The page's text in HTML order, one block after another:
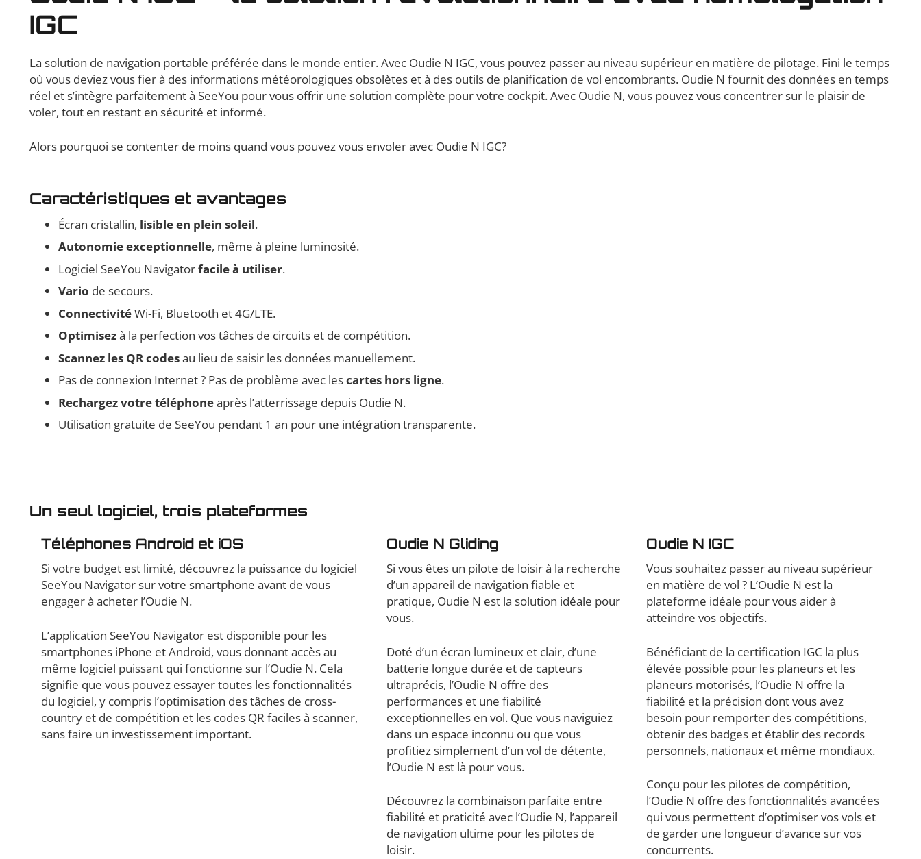
IGC
La solution de navigation portable préférée dans le monde entier. Avec Oudie N IGC, vous pouvez passer au niveau supérieur en matière de pilotage. Fini le temps
où vous deviez vous fier à des informations météorologiques obsolètes et à des outils de planification de vol encombrants. Oudie N fournit des données en temps
réel et s’intègre parfaitement à SeeYou pour vous offrir une solution complète pour votre cockpit. Avec Oudie N, vous pouvez vous concentrer sur le plaisir de
voler, tout en restant en sécurité et informé.
Alors pourquoi se contenter de moins quand vous pouvez vous envoler avec Oudie N IGC?
Caractéristiques et avantages
Écran cristallin, lisible en plein soleil.
Autonomie exceptionnelle, même à pleine luminosité.
Logiciel SeeYou Navigatorfacile à utiliser.
Vario de secours.
ConnectivitéWi-Fi, Bluetooth et 4G/LTE.
Optimisezà la perfection vos tâches de circuits et de compétition.
Scannez les QR codesau lieu de saisir les données manuellement.
Pas de connexion Internet ? Pas de problème avec lescartes hors ligne.
Rechargez votre téléphoneaprès l’atterrissage depuis Oudie N.
Utilisation gratuite de SeeYou pendant 1 an pour une intégration transparente.
Un seul logiciel, trois plateformes
Téléphones Android et iOS
Si votre budget est limité, découvrez la puissance du logiciel
SeeYou Navigator sur votre smartphone avant de vous
engager à acheter l’Oudie N.
L’application SeeYou Navigator est disponible pour les
smartphones iPhone et Android, vous donnant accès au
même logiciel puissant qui fonctionne sur l’Oudie N. Cela
signifie que vous pouvez essayer toutes les fonctionnalités
du logiciel, y compris l’optimisation des tâches de cross-
country et de compétition et les codes QR faciles à scanner,
sans faire un investissement important.
Oudie N Gliding
Si vous êtes un pilote de loisir à la recherche
d’un appareil de navigation fiable et
pratique, Oudie N est la solution idéale pour
vous.
Doté d’un écran lumineux et clair, d’une
batterie longue durée et de capteurs
ultraprécis, l’Oudie N offre des
performances et une fiabilité
exceptionnelles en vol. Que vous naviguiez
dans un espace inconnu ou que vous
profitiez simplement d’un vol de détente,
l’Oudie N est là pour vous.
Découvrez la combinaison parfaite entre
fiabilité et praticité avec l’Oudie N, l’appareil
de navigation ultime pour les pilotes de
loisir.
Oudie N IGC
Vous souhaitez passer au niveau supérieur
en matière de vol ? L’Oudie N est la
plateforme idéale pour vous aider à
atteindre vos objectifs.
Bénéficiant de la certification IGC la plus
élevée possible pour les planeurs et les
planeurs motorisés, l’Oudie N offre la
fiabilité et la précision dont vous avez
besoin pour remporter des compétitions,
obtenir des badges et établir des records
personnels, nationaux et même mondiaux.
Conçu pour les pilotes de compétition,
l’Oudie N offre des fonctionnalités avancées
qui vous permettent d’optimiser vos vols et
de garder une longueur d’avance sur vos
concurrents.